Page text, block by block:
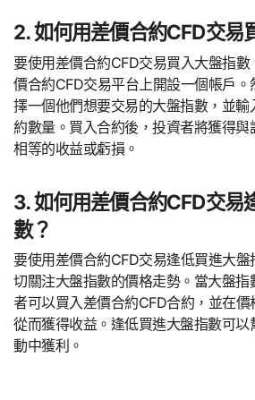
2. 如何用差價合約CFD交易
要使用差價合約CFD交易買入大盤指
價合約CFD交易平台上開設一個帳戶
擇一個他們想要交易的大盤指數，並
約數量。買入合約後，投資者將獲得與
相等的收益或虧損。
3. 如何用差價合約CFD交易
數？
要使用差價合約CFD交易逢低買進大
切關注大盤指數的價格走勢。當大盤指
者可以買入差價合約CFD合約，並在價
從而獲得收益。逢低買進大盤指數可
動中獲利。